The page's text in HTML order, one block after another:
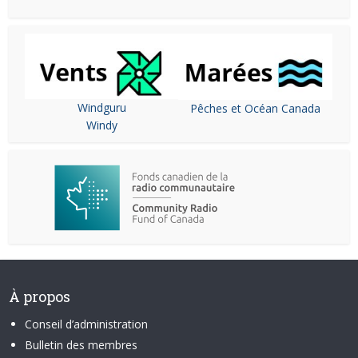
Windguru
Windy
Pêches et Océan Canada
À propos
Conseil d’administration
Bulletin des membres